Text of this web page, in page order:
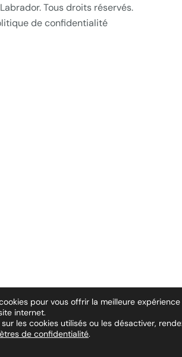
Tous droits réservés.
de confidentialité
pour vous offrir la meilleure expérience
internet.
les cookies utilisés ou les désactiver,
de confidentialité.